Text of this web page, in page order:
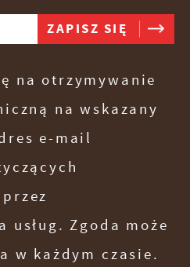
na otrzymywanie
na wskazany
e-mail
Zgoda może
w każdym czasie.